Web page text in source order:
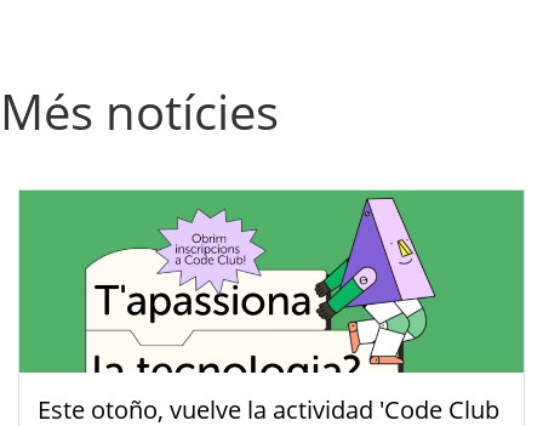
Més notícies
Este otoño, vuelve la actividad 'Code Club